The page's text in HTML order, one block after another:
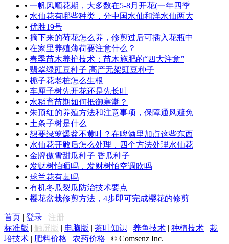
• 一帆风顺花期，大多数在5-8月开花(一年四季
• 水仙花有哪些种类，分中国水仙和洋水仙两大
• 优胜19号
• 摘下来的荷花怎么养，修剪过后可插入花瓶中
• 在家里养殖薄荷要注意什么？
• 春季苗木养护技术：苗木施肥的“四大注意”
• 翡翠绿豇豆种子 高产无架豇豆种子
• 栀子花老桩怎么生根
• 车厘子树先开花还是先长叶
• 水稻育苗期如何抵御寒潮？
• 朱顶红的养殖方法和注意事项，保障通风避免
• 土条子树是什么
• 想要绿萝爆盆不黄叶？在啤酒里加点这些东西
• 水仙花开败后怎么处理，四个方法处理水仙花
• 金牌傲雪甜瓜种子 香瓜种子
• 发财树怕晒吗，发财树怕空调吹吗
• 球兰花有毒吗
• 有机冬瓜裂瓜防治技术要点
• 樱花盆栽修剪方法，4步即可完成樱花的修剪
首页 | 登录 | 注册
标准版 | 触屏版 | 电脑版 | 茶叶知识 | 养鱼技术 | 种植技术 | 栽
培技术 | 肥料价格 | 农药价格 | © Comsenz Inc.